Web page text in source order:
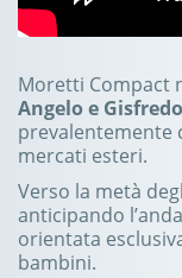
Moretti Compact
Angelo e
prevalentemente
mercati esteri.
Verso la metà
anticipando
orientata
bambini.